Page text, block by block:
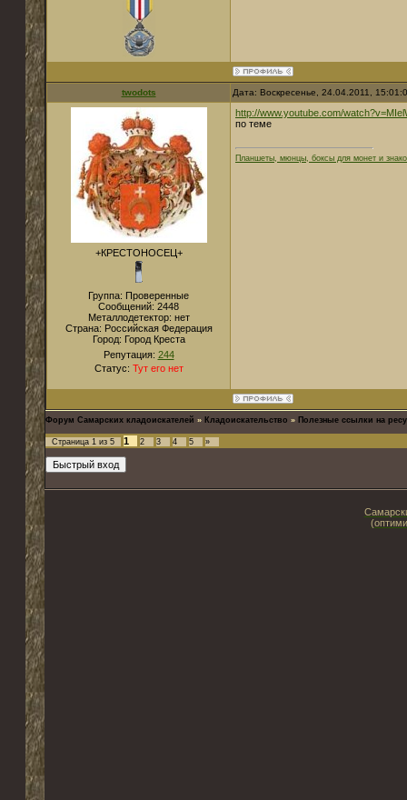
twodots Дата: Воскресенье, 24.04.2011,
+КРЕСТОНОСЕЦ+
Группа: Проверенные
Сообщений: 2448
Металлодетектор: нет
Страна: Российская Федерация
Город: Город Креста
Репутация: 244
Статус: Тут его нет
http://www.youtube.com/
по теме
Планшеты, мюнцы, боксы для монет и
Форум Самарских кладоискателей » Кладоискательство » Полезные ссылки на
Страница 1 из 5 1 2 3 4 5 »